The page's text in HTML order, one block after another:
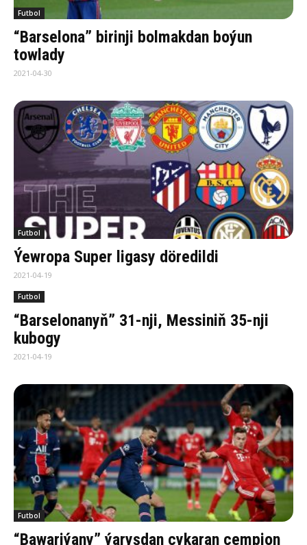
Futbol
“Barselona” birinji bolmakdan boýun
towlady
2021-04-30
Futbol
Ýewropa Super ligasy döredildi
2021-04-19
Futbol
“Barselonanyň” 31-nji, Messiniň 35-nji
kubogy
2021-04-19
Futbol
“Bawariýany” ýaryşdan çykaran çempion